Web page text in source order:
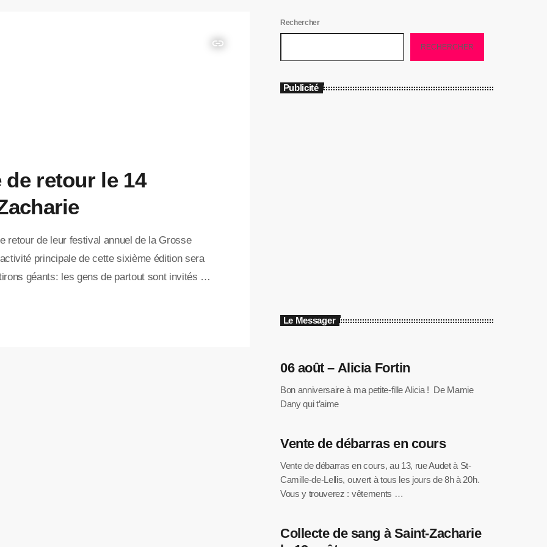
insert_link
de retour le 14
retour de leur festival annuel de la Grosse
principale de cette sixième édition sera
géants: les gens de partout sont invités à
dès 10h, et la pesée aura lieu à 13h. Un
Rechercher
RECHERCHER
Publicité
Le Messager
06 août – Alicia Fortin
Bon anniversaire à ma petite-fille Alicia ! De Mamie
Dany qui t’aime
Vente de débarras en cours
Vente de débarras en cours, au 13, rue Audet à St-
Camille-de-Lellis, ouvert à tous les jours de 8h à 20h.
Vous y trouverez : vêtements …
Collecte de sang à Saint-Zacharie